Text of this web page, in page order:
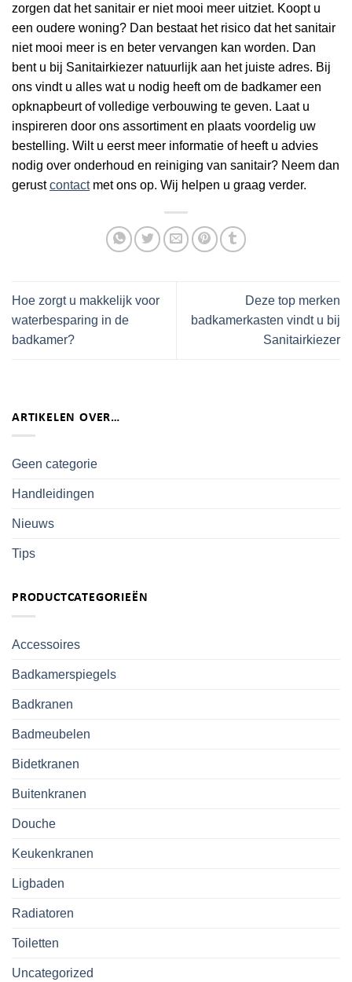
zorgen dat het sanitair er niet mooi meer uitziet. Koopt u
een oudere woning? Dan bestaat het risico dat het sanitair
niet mooi meer is en beter vervangen kan worden. Dan
bent u bij Sanitairkiezer natuurlijk aan het juiste adres. Bij
ons vindt u alles wat u nodig heeft om de badkamer een
opknapbeurt of volledige verbouwing te geven. Laat u
inspireren door ons assortiment en plaats voordelig uw
bestelling. Wilt u eerst meer informatie of heeft u advies
nodig over onderhoud en reiniging van sanitair? Neem dan
gerustcontactmet ons op. Wij helpen u graag verder.
Hoe zorgt u makkelijk voor
waterbesparing in de
badkamer?
Deze top merken
badkamerkasten vindt u bij
Sanitairkiezer
ARTIKELEN OVER…
Geen categorie
Handleidingen
Nieuws
Tips
PRODUCTCATEGORIEËN
Accessoires
Badkamerspiegels
Badkranen
Badmeubelen
Bidetkranen
Buitenkranen
Douche
Keukenkranen
Ligbaden
Radiatoren
Toiletten
Uncategorized